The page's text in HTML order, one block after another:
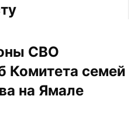
СВО
Комитета семей
на Ямале